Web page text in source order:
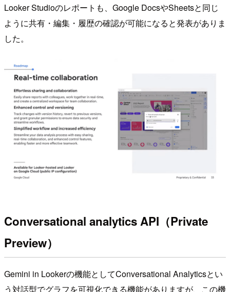
Looker Studioのレポートも、Google DocsやSheetsと同じ
ように共有・編集・履歴の確認が可能になると発表がありま
した。
Conversational analytics API（Private
Preview）
Gemini in Lookerの機能としてConversational Analyticsとい
う対話型でグラフを可視化できる機能がありますが、この機